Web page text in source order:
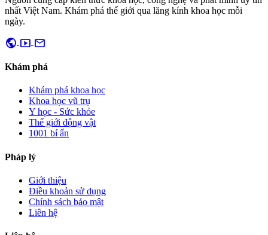
nhất Việt Nam. Khám phá thế giới qua lăng kính khoa học mỗi
ngày.
public smart_display mail
Khám phá
Khám phá khoa học
Khoa học vũ trụ
Y học - Sức khỏe
Thế giới động vật
1001 bí ẩn
Pháp lý
Giới thiệu
Điều khoản sử dụng
Chính sách bảo mật
Liên hệ